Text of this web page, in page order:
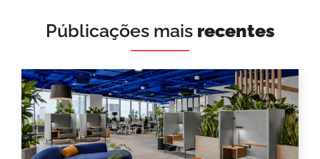
Públicações mais recentes